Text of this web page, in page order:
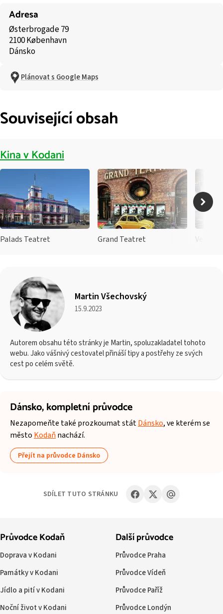
Adresa
Østerbrogade 79
2100 København
Dánsko
Plánovat s Google Maps
Související obsah
Kina v Kodani
Palads Teatret Grand Teatret Vester
Martin Všechovský
15.9.2023
Autorem obsahu této stránky je Martin, spoluzakladatel tohoto
webu. Jako vášnivý cestovatel přináší tipy a postřehy ze svých
cest po celém světě.
Dánsko,kompletní průvodce
Nezapomeňte také prozkoumat státDánsko, ve kterém se
město Kodaň nachází.
Přejít na průvodce Dánsko
SDÍLET TUTO STRÁNKU
Průvodce Kodaň
Doprava v Kodani
Památky v Kodani
Jídlo a pití v Kodani
Noční život v Kodani
Další průvodce
Průvodce Praha
Průvodce Vídeň
Průvodce Paříž
Průvodce Londýn